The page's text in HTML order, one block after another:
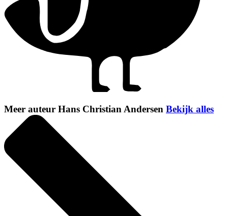
Meer auteur Hans Christian Andersen Bekijk alles